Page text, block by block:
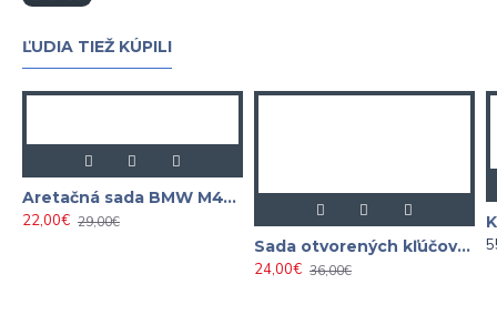
ĽUDIA TIEŽ KÚPILI
Aretačná sada BMW M47 / M57 SATRA
22,00€ 29,00€
Sada otvorených kľúčov na vstrekovacie potrubia 12, 14, 16, 17, 18 a 19 mm, 12 - hran, 1/2"
24,00€ 36,00€